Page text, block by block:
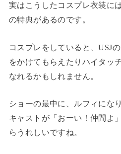
実はこうしたコスプレ衣装に
の特典があるのです。
コスプレをしていると、USJ
をかけてもらえたりハイタッ
なれるかもしれません。
ショーの最中に、ルフィにな
キャストが「おーい！仲間よ
らうれしいですね。